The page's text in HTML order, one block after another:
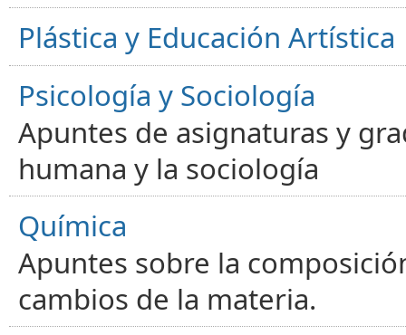
Plástica y Educación Artística
Psicología y Sociología
Apuntes de asignaturas y
humana y la sociología
Química
Apuntes sobre la
cambios de la materia.